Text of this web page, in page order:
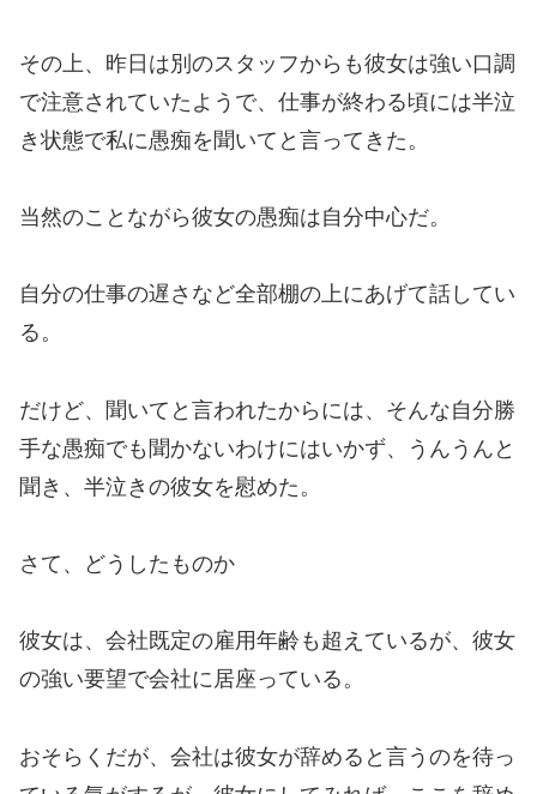
その上、昨日は別のスタッフからも彼女は強い口調
で注意されていたようで、仕事が終わる頃には半泣
き状態で私に愚痴を聞いてと言ってきた。
当然のことながら彼女の愚痴は自分中心だ。
自分の仕事の遅さなど全部棚の上にあげて話してい
る。
だけど、聞いてと言われたからには、そんな自分勝
手な愚痴でも聞かないわけにはいかず、うんうんと
聞き、半泣きの彼女を慰めた。
さて、どうしたものか
彼女は、会社既定の雇用年齢も超えているが、 彼女
の強い要望で会社に居座っている。
おそらくだが、会社は彼女が辞めると言うのを待っ